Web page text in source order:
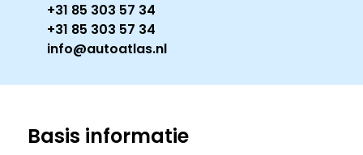
+31 85 303 57 34
+31 85 303 57 34
info@autoatlas.nl
Basis informatie